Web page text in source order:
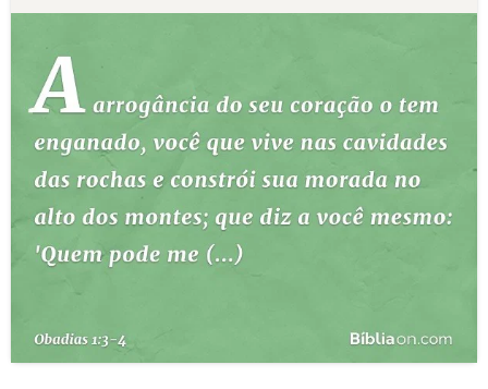
TEMAS
PERGUNTE À BÍBLIA
TERMO BÍBLICO
QUEM SOMOS